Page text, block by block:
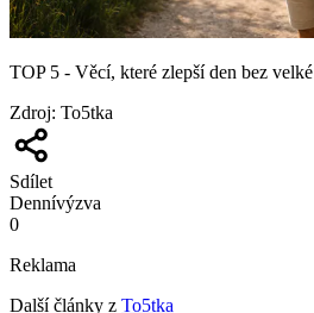
TOP 5 - Věcí, které zlepší den bez
Zdroj: To5tka
Sdílet
Dennívýzva
0
Reklama
Další články z To5tka